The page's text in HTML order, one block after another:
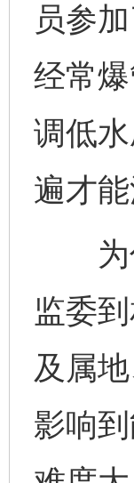
员参
经常
调低
遍才
为什
监委
及属
影响